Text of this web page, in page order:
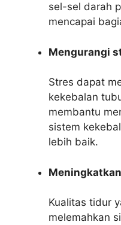
sel-sel darah
mencapai
Mengurangi
Stres dapat
kekebalan
membantu
sistem
lebih baik.
Kualitas tidur
melemahkan